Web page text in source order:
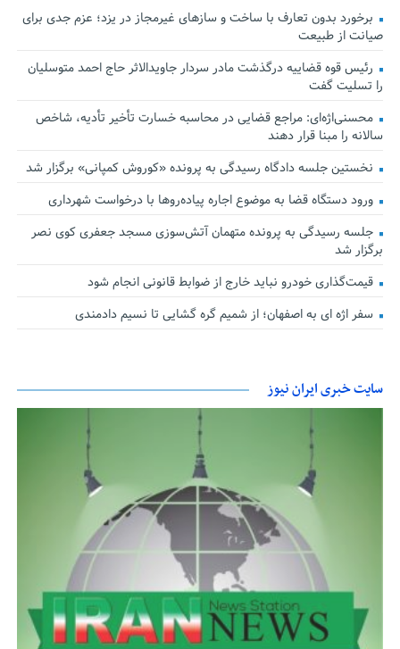
برخورد بدون تعارف با ساخت‌ و سازهای غیرمجاز در یزد؛ عزم جدی برای
صیانت از طبیعت
رئیس قوه قضاییه درگذشت مادر سردار جاویدالاثر حاج احمد متوسلیان
را تسلیت گفت
محسنی‌اژه‌ای: مراجع قضایی در محاسبه خسارت تأخیر تأدیه، شاخص
سالانه را مبنا قرار دهند
نخستین جلسه دادگاه رسیدگی به پرونده «کوروش کمپانی» برگزار شد
ورود دستگاه قضا به موضوع اجاره پیاده‌روها با درخواست شهرداری
جلسه رسیدگی به پرونده متهمان آتش‌سوزی مسجد جعفری کوی نصر
برگزار شد
قیمت‌گذاری خودرو نباید خارج از ضوابط قانونی انجام شود
سفر اژه ای به اصفهان؛ از شمیم گره گشایی تا نسیم دادمندی
سایت خبری ایران نیوز